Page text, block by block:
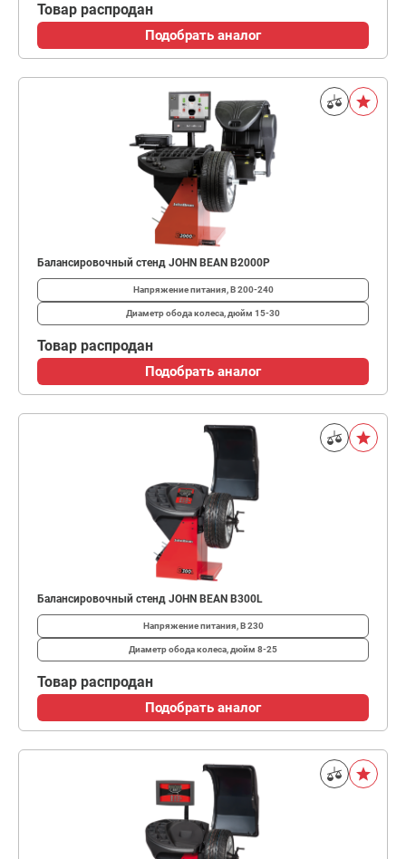
Товар распродан
Подобрать аналог
Балансировочный стенд JOHN BEAN B2000P
Напряжение питания, В200-240
Диаметр обода колеса, дюйм 15-30
Товар распродан
Подобрать аналог
Балансировочный стенд JOHN BEAN B300L
Напряжение питания, В230
Диаметр обода колеса, дюйм 8-25
Товар распродан
Подобрать аналог